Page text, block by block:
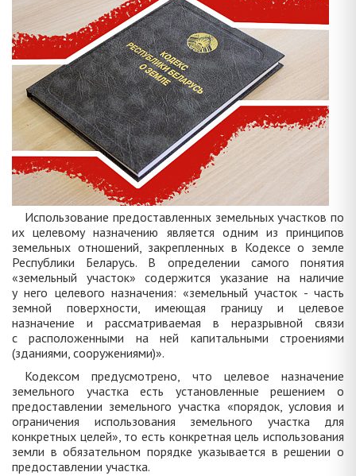
Использование предоставленных земельных участков по
их целевому назначению является одним из принципов
земельных отношений, закрепленных в Кодексе о земле
Республики Беларусь. В определении самого понятия
«земельный участок» содержится указание на наличие
у него целевого назначения: «земельный участок - часть
земной поверхности, имеющая границу и целевое
назначение и рассматриваемая в неразрывной связи
с расположенными на ней капитальными строениями
(зданиями, сооружениями)».
Кодексом предусмотрено, что целевое назначение
земельного участка есть установленные решением о
предоставлении земельного участка «порядок, условия и
ограничения использования земельного участка для
конкретных целей», то есть конкретная цель использования
земли в обязательном порядке указывается в решении о
предоставлении участка.